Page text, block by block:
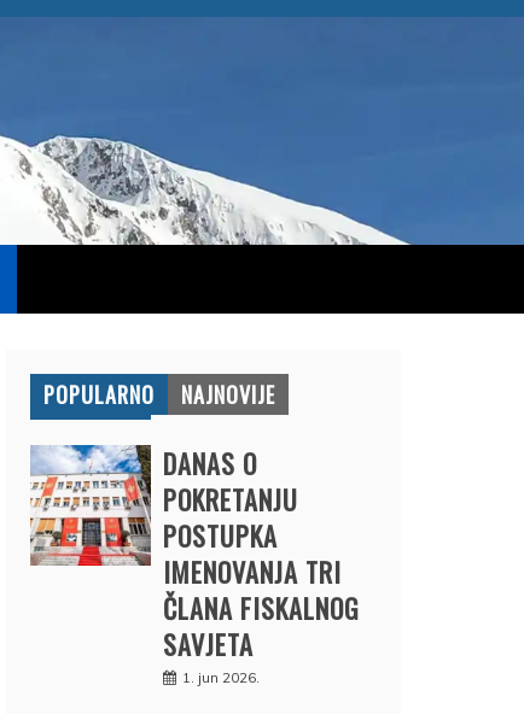
POPULARNO NAJNOVIJE
DANAS O
POKRETANJU
POSTUPKA
IMENOVANJA TRI
ČLANA FISKALNOG
SAVJETA
1. jun 2026.